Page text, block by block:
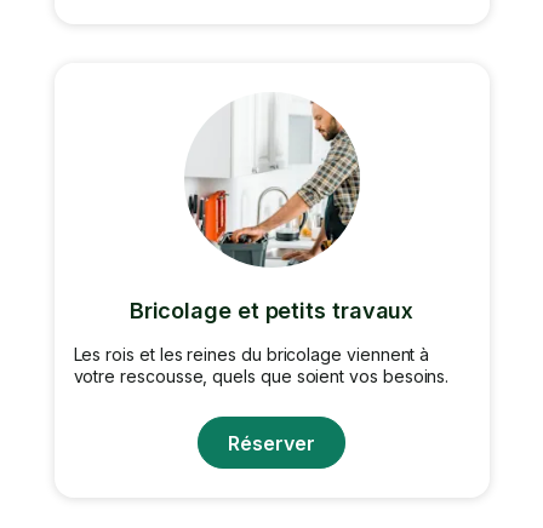
Bricolage et petits travaux
Les rois et les reines du bricolage viennent à
votre rescousse, quels que soient vos besoins.
Réserver